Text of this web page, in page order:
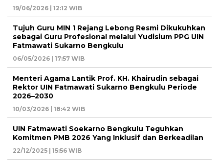
19/06/2026 | 12:12 WIB
Tujuh Guru MIN 1 Rejang Lebong Resmi Dikukuhkan
sebagai Guru Profesional melalui Yudisium PPG UIN
Fatmawati Sukarno Bengkulu
06/05/2026 | 17:57 WIB
Menteri Agama Lantik Prof. KH. Khairudin sebagai
Rektor UIN Fatmawati Sukarno Bengkulu Periode
2026–2030
10/03/2026 | 18:42 WIB
UIN Fatmawati Soekarno Bengkulu Teguhkan
Komitmen PMB 2026 Yang Inklusif dan Berkeadilan
22/12/2025 | 15:56 WIB